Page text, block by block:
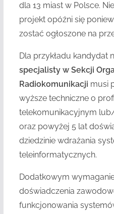
dla 13 miast w Polsce.
projekt opóźni się
zostać ogłoszone na
Dla przykładu kandydat
specjalisty w Sekcji
Radiokomunikacji musi
wyższe techniczne o
telekomunikacyjnym
oraz powyżej 5 lat
dziedzinie wdrażania
teleinformatycznych.
Dodatkowym
doświadczenia
funkcjonowania